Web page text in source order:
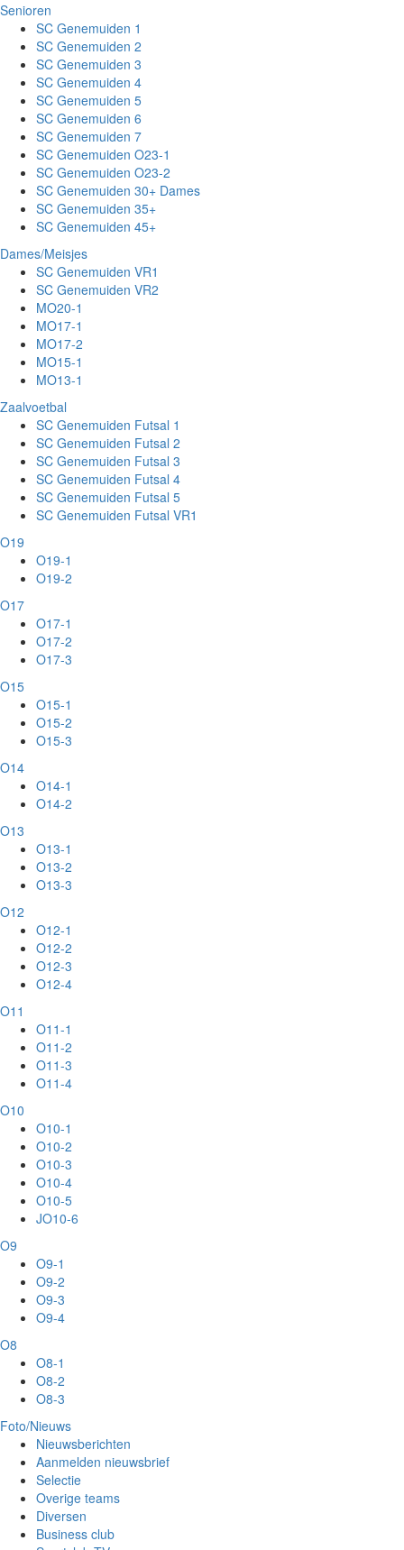
Senioren
SC Genemuiden 1
SC Genemuiden 2
SC Genemuiden 3
SC Genemuiden 4
SC Genemuiden 5
SC Genemuiden 6
SC Genemuiden 7
SC Genemuiden O23-1
SC Genemuiden O23-2
SC Genemuiden 30+ Dames
SC Genemuiden 35+
SC Genemuiden 45+
Dames/Meisjes
SC Genemuiden VR1
SC Genemuiden VR2
MO20-1
MO17-1
MO17-2
MO15-1
MO13-1
Zaalvoetbal
SC Genemuiden Futsal 1
SC Genemuiden Futsal 2
SC Genemuiden Futsal 3
SC Genemuiden Futsal 4
SC Genemuiden Futsal 5
SC Genemuiden Futsal VR1
O19
O19-1
O19-2
O17
O17-1
O17-2
O17-3
O15
O15-1
O15-2
O15-3
O14
O14-1
O14-2
O13
O13-1
O13-2
O13-3
O12
O12-1
O12-2
O12-3
O12-4
O11
O11-1
O11-2
O11-3
O11-4
O10
O10-1
O10-2
O10-3
O10-4
O10-5
JO10-6
O9
O9-1
O9-2
O9-3
O9-4
O8
O8-1
O8-2
O8-3
Foto/Nieuws
Nieuwsberichten
Aanmelden nieuwsbrief
Selectie
Overige teams
Diversen
Business club